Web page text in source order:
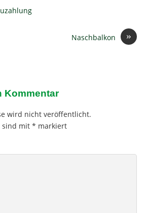
»
Naschbalkon
Kommentar
wird nicht veröffentlicht.
sind mit* markiert